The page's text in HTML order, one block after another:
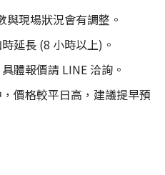
現場狀況會有調整。
延長 (8 小時以上)。
體報價請 LINE 洽詢。
價格較平日高，建議提早預